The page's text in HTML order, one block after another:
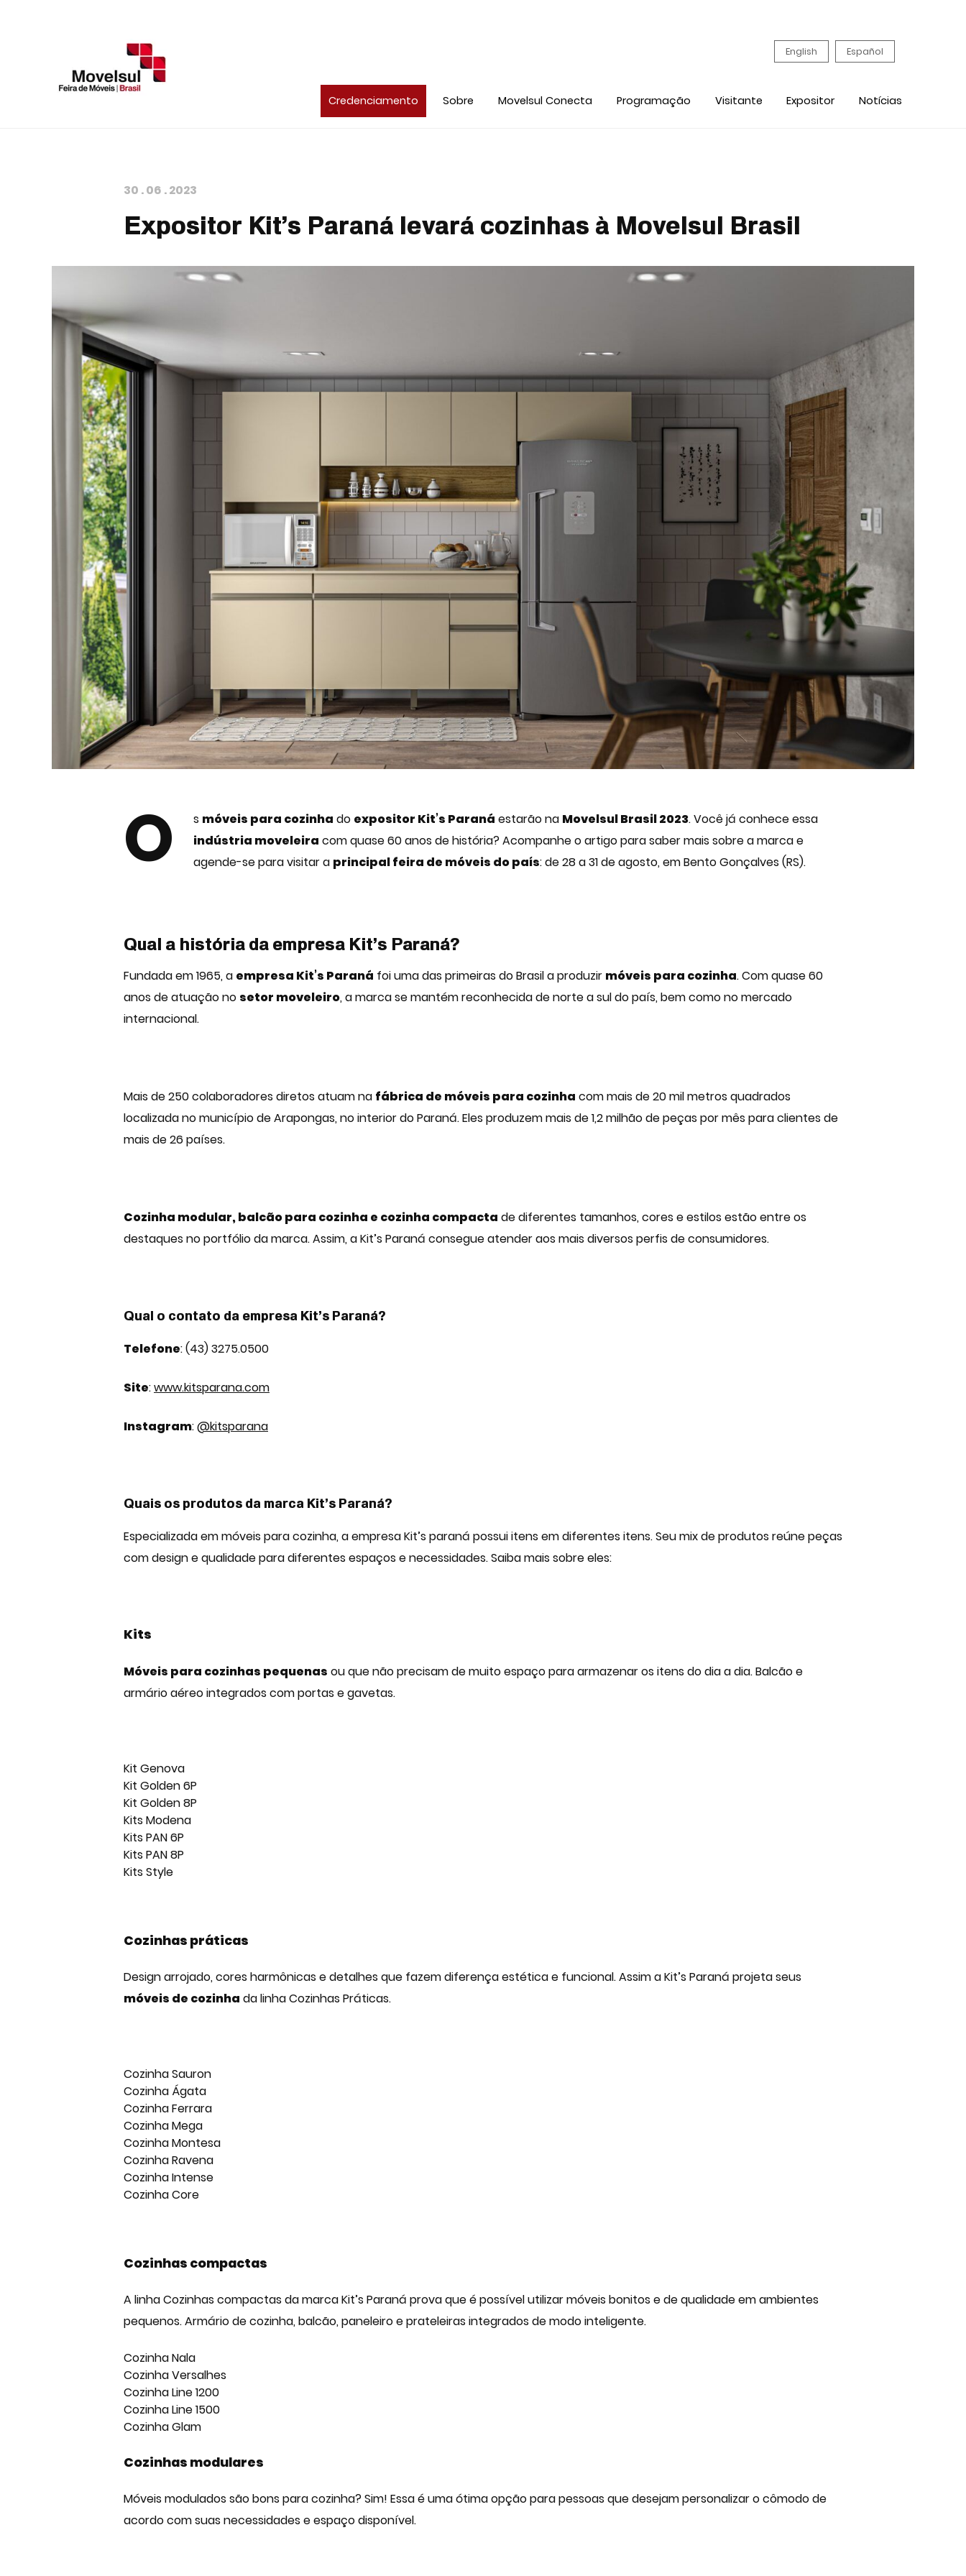
English Español
Credenciamento Sobre Movelsul Conecta Programação Visitante Expositor Notícias
30 .06 .2023
Expositor Kit’s Paraná levará cozinhas à Movelsul Brasil
O s móveis para cozinha do expositor Kit’s Paraná estarão na Movelsul Brasil 2023. Você já conhece essa
indústria moveleira com quase 60 anos de história? Acompanhe o artigo para saber mais sobre a marca e
agende-se para visitar a principal feira de móveis do país: de 28 a 31 de agosto, em Bento Gonçalves (RS).
Qual a história da empresa Kit’s Paraná?
Fundada em 1965, a empresa Kit’s Paraná foi uma das primeiras do Brasil a produzir móveis para cozinha. Com quase 60
anos de atuação no setor moveleiro, a marca se mantém reconhecida de norte a sul do país, bem como no mercado
internacional.
Mais de 250 colaboradores diretos atuam na fábrica de móveis para cozinha com mais de 20 mil metros quadrados
localizada no município de Arapongas, no interior do Paraná. Eles produzem mais de 1,2 milhão de peças por mês para clientes de
mais de 26 países.
Cozinha modular, balcão para cozinha e cozinha compacta de diferentes tamanhos, cores e estilos estão entre os
destaques no portfólio da marca. Assim, a Kit’s Paraná consegue atender aos mais diversos perfis de consumidores.
Qual o contato da empresa Kit’s Paraná?
Telefone: (43) 3275.0500
Site:www.kitsparana.com
Instagram:@kitsparana
Quais os produtos da marca Kit’s Paraná?
Especializada em móveis para cozinha, a empresa Kit’s paraná possui itens em diferentes itens. Seu mix de produtos reúne peças
com design e qualidade para diferentes espaços e necessidades. Saiba mais sobre eles:
Kits
Móveis para cozinhas pequenas ou que não precisam de muito espaço para armazenar os itens do dia a dia. Balcão e
armário aéreo integrados com portas e gavetas.
Kit Genova
Kit Golden 6P
Kit Golden 8P
Kits Modena
Kits PAN 6P
Kits PAN 8P
Kits Style
Cozinhas práticas
Design arrojado, cores harmônicas e detalhes que fazem diferença estética e funcional. Assim a Kit’s Paraná projeta seus
móveis de cozinha da linha Cozinhas Práticas.
Cozinha Sauron
Cozinha Ágata
Cozinha Ferrara
Cozinha Mega
Cozinha Montesa
Cozinha Ravena
Cozinha Intense
Cozinha Core
Cozinhas compactas
A linha Cozinhas compactas da marca Kit’s Paraná prova que é possível utilizar móveis bonitos e de qualidade em ambientes
pequenos. Armário de cozinha, balcão, paneleiro e prateleiras integrados de modo inteligente.
Cozinha Nala
Cozinha Versalhes
Cozinha Line 1200
Cozinha Line 1500
Cozinha Glam
Cozinhas modulares
Móveis modulados são bons para cozinha? Sim! Essa é uma ótima opção para pessoas que desejam personalizar o cômodo de
acordo com suas necessidades e espaço disponível.